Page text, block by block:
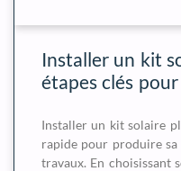
Installer un kit
étapes clés
Installer un kit solaire
rapide pour produire
travaux. En choisissant